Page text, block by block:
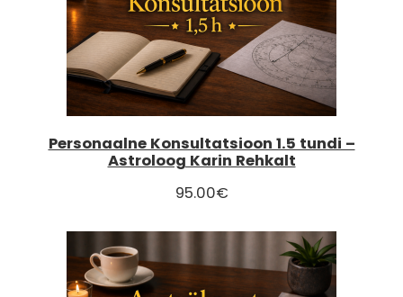
Personaalne Konsultatsioon 1.5 tundi –
Astroloog Karin Rehkalt
95.00€